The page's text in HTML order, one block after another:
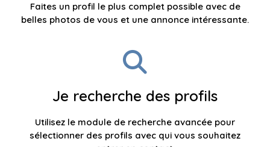
Faites un profil le plus complet possible avec de
belles photos de vous et une annonce intéressante.
Je recherche des profils
Utilisez le module de recherche avancée pour
sélectionner des profils avec qui vous souhaitez